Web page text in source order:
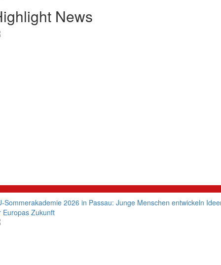
News
Sommerakademie 2026 in Passau: Junge Menschen entwickeln
Europas Zukunft